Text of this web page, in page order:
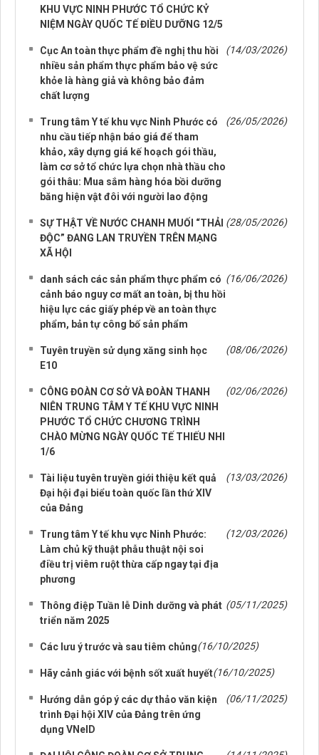
KHU VỰC NINH PHƯỚC TỔ CHỨC KỶ
NIỆM NGÀY QUỐC TẾ ĐIỀU DƯỠNG 12/5
Cục An toàn thực phẩm đề nghị thu hồi
nhiều sản phẩm thực phẩm bảo vệ sức
khỏe là hàng giả và không bảo đảm
chất lượng
(14/03/2026)
Trung tâm Y tế khu vực Ninh Phước có
nhu cầu tiếp nhận báo giá để tham
khảo, xây dựng giá kế hoạch gói thầu,
làm cơ sở tổ chức lựa chọn nhà thầu cho
gói thâu: Mua sắm hàng hóa bồi dưỡng
băng hiện vật đôi với người lao động
(26/05/2026)
SỰ THẬT VỀ NƯỚC CHANH MUỐI “THẢI
ĐỘC” ĐANG LAN TRUYỀN TRÊN MẠNG
XÃ HỘI
(28/05/2026)
danh sách các sản phẩm thực phẩm có
cảnh báo nguy cơ mất an toàn, bị thu hồi
hiệu lực các giấy phép về an toàn thực
phẩm, bản tự công bố sản phẩm
(16/06/2026)
Tuyên truyền sử dụng xăng sinh học
E10
(08/06/2026)
CÔNG ĐOÀN CƠ SỞ VÀ ĐOÀN THANH
NIÊN TRUNG TÂM Y TẾ KHU VỰC NINH
PHƯỚC TỔ CHỨC CHƯƠNG TRÌNH
CHÀO MỪNG NGÀY QUỐC TẾ THIẾU NHI
1/6
(02/06/2026)
Tài liệu tuyên truyền giới thiệu kết quả
Đại hội đại biểu toàn quốc lần thứ XIV
của Đảng
(13/03/2026)
Trung tâm Y tế khu vực Ninh Phước:
Làm chủ kỹ thuật phẫu thuật nội soi
điều trị viêm ruột thừa cấp ngay tại địa
phương
(12/03/2026)
Thông điệp Tuần lễ Dinh dưỡng và phát
triển năm 2025
(05/11/2025)
Các lưu ý trước và sau tiêm chủng(16/10/2025)
Hãy cảnh giác với bệnh sốt xuất huyết(16/10/2025)
Hướng dẫn góp ý các dự thảo văn kiện
trình Đại hội XIV của Đảng trên ứng
dụng VNeID
(06/11/2025)